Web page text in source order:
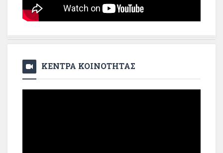
ΚΕΝΤΡΑ ΚΟΙΝΟΤΗΤΑΣ